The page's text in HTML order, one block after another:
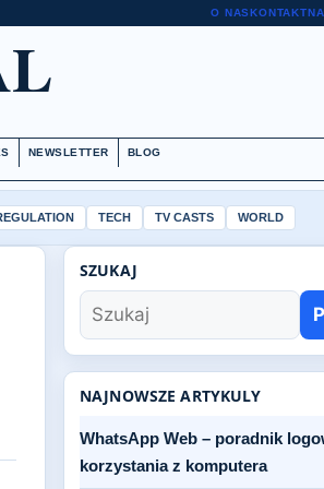
O NASKONTAKT
NEWSLETTER BLOG
TECH TV CASTS WORLD
SZUKAJ
NAJNOWSZE ARTYKULY
WhatsApp Web – poradnik
korzystania z komputera